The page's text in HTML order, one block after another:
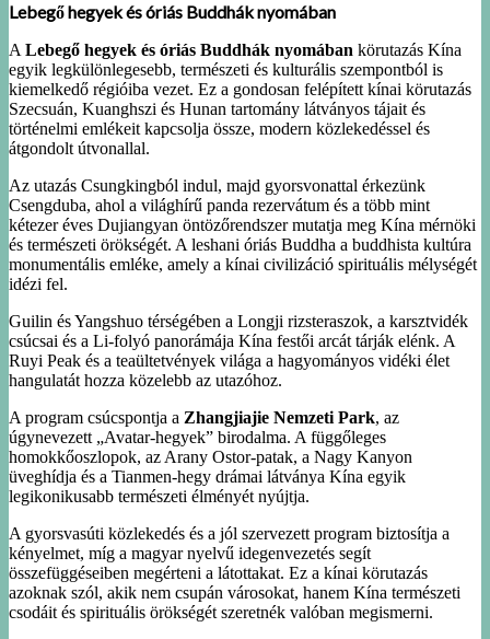
Lebegő hegyek és óriás Buddhák nyomában
A Lebegő hegyek és óriás Buddhák nyomában körutazás Kína
egyik legkülönlegesebb, természeti és kulturális szempontból is
kiemelkedő régióiba vezet. Ez a gondosan felépített kínai körutazás
Szecsuán, Kuanghszi és Hunan tartomány látványos tájait és
történelmi emlékeit kapcsolja össze, modern közlekedéssel és
átgondolt útvonallal.
Az utazás Csungkingból indul, majd gyorsvonattal érkezünk
Csengduba, ahol a világhírű panda rezervátum és a több mint
kétezer éves Dujiangyan öntözőrendszer mutatja meg Kína mérnöki
és természeti örökségét. A leshani óriás Buddha a buddhista kultúra
monumentális emléke, amely a kínai civilizáció spirituális mélységét
idézi fel.
Guilin és Yangshuo térségében a Longji rizsteraszok, a karsztvidék
csúcsai és a Li-folyó panorámája Kína festői arcát tárják elénk. A
Ruyi Peak és a teaültetvények világa a hagyományos vidéki élet
hangulatát hozza közelebb az utazóhoz.
A program csúcspontja a Zhangjiajie Nemzeti Park, az
úgynevezett „Avatar-hegyek” birodalma. A függőleges
homokkőoszlopok, az Arany Ostor-patak, a Nagy Kanyon
üveghídja és a Tianmen-hegy drámai látványa Kína egyik
legikonikusabb természeti élményét nyújtja.
A gyorsvasúti közlekedés és a jól szervezett program biztosítja a
kényelmet, míg a magyar nyelvű idegenvezetés segít
összefüggéseiben megérteni a látottakat. Ez a kínai körutazás
azoknak szól, akik nem csupán városokat, hanem Kína természeti
csodáit és spirituális örökségét szeretnék valóban megismerni.